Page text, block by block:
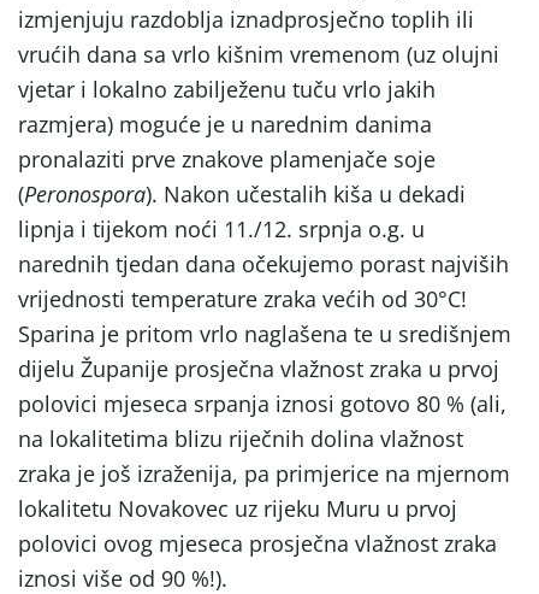
izmjenjuju razdoblja iznadprosječno toplih ili
vrućih dana sa vrlo kišnim vremenom (uz olujni
vjetar i lokalno zabilježenu tuču vrlo jakih
razmjera) moguće je u narednim danima
pronalaziti prve znakove plamenjače soje
(Peronospora). Nakon učestalih kiša u dekadi
lipnja i tijekom noći 11./12. srpnja o.g. u
narednih tjedan dana očekujemo porast najviših
vrijednosti temperature zraka većih od 30°C!
Sparina je pritom vrlo naglašena te u središnjem
dijelu Županije prosječna vlažnost zraka u prvoj
polovici mjeseca srpanja iznosi gotovo 80 % (ali,
na lokalitetima blizu riječnih dolina vlažnost
zraka je još izraženija, pa primjerice na mjernom
lokalitetu Novakovec uz rijeku Muru u prvoj
polovici ovog mjeseca prosječna vlažnost zraka
iznosi više od 90 %!).